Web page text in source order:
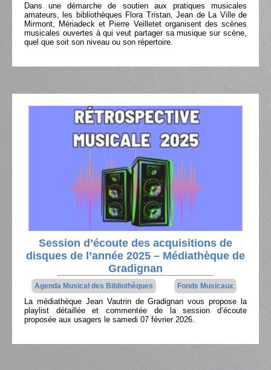
Dans une démarche de soutien aux pratiques musicales
amateurs, les bibliothèques Flora Tristan, Jean de La Ville de
Mirmont, Mériadeck et Pierre Veilletet organisent des scènes
musicales ouvertes à qui veut partager sa musique sur scène,
quel que soit son niveau ou son répertoire.
Session d’écoute des acquisitions de
disques de l’année 2025 – Médiathèque de
Gradignan
Agenda Musical des Bibliothèques Fonds Musicaux
La médiathèque Jean Vautrin de Gradignan vous propose la
playlist détaillée et commentée de la session d’écoute
proposée aux usagers le samedi 07 février 2026.